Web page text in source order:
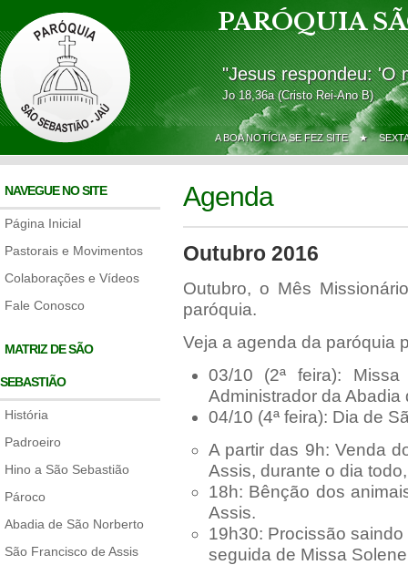
PARÓQUIA
"Jesus respondeu: 'O
Jo 18,36a (Cristo Rei-Ano B)
A BOA NOTÍCIA SE FEZ SITE ★
NAVEGUE NO SITE
Página Inicial
Pastorais e Movimentos
Colaborações e Vídeos
Fale Conosco
MATRIZ DE SÃO
SEBASTIÃO
História
Padroeiro
Hino a São Sebastião
Pároco
Abadia de São Norberto
São Francisco de Assis
Agenda
Outubro 2016
Outubro, o Mês
paróquia.
Veja a agenda da paróquia
03/10 (2ª feira):
Administrador da
04/10 (4ª feira): Dia de
A partir das 9h: Venda
Assis, durante o dia
18h: Bênção dos
Assis.
19h30: Procissão
seguida de Missa